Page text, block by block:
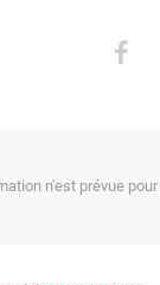
n'est prévue